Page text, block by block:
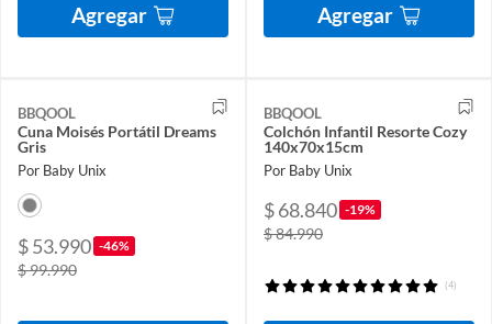
Agregar Agregar
BBQOOL
Cuna Moisés Portátil Dreams
Gris
Por Baby Unix
$ 53.990 -46%
$ 99.990
BBQOOL
Colchón Infantil Resorte Cozy
140x70x15cm
Por Baby Unix
$ 68.840 -19%
$ 84.990
(4)